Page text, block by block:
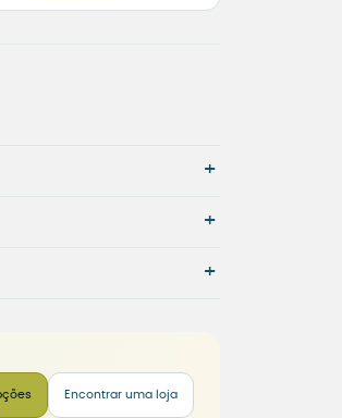
+
+
+
Encontrar uma loja